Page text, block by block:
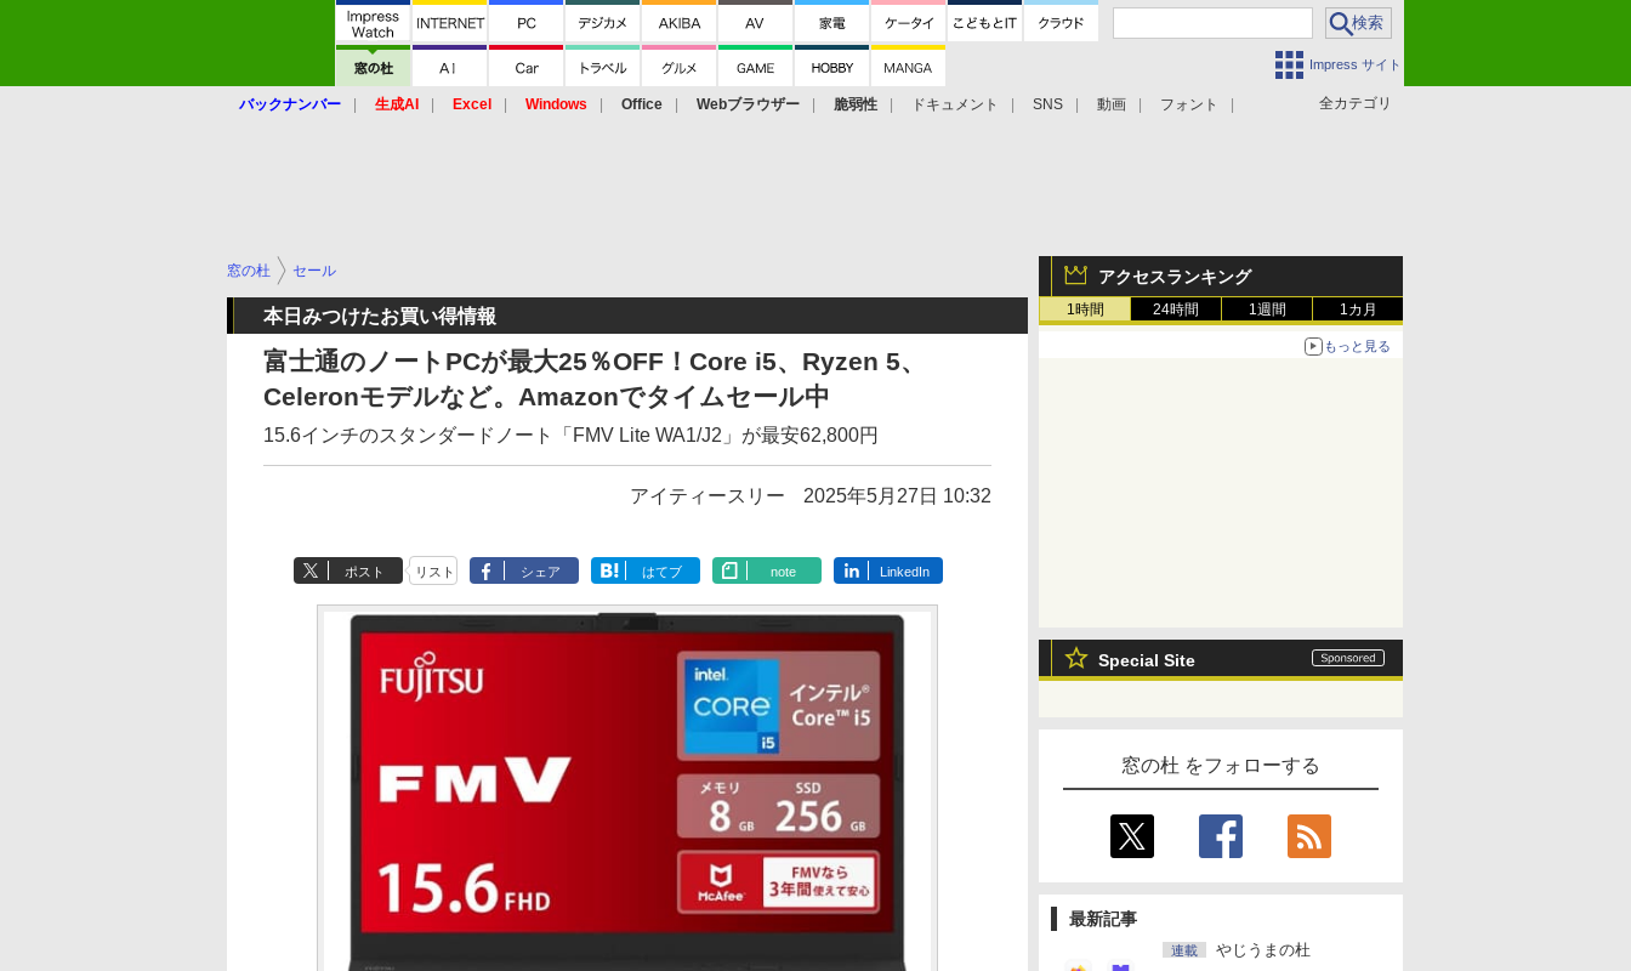
Impress サイト
全カテゴリ
バックナンバー 生成AI Excel Windows Office Webブラウザー 脆弱性 ドキュメント SNS 動画 フォント
アクセスランキング
1時間 24時間 1週間 1カ月
もっと見る
Special Site
窓の杜 をフォローする
最新記事
連載 やじうまの杜
窓の杜 セール
本日みつけたお買い得情報
富士通のノートPCが最大25％OFF！Core i5、Ryzen 5、
Celeronモデルなど。Amazonでタイムセール中
15.6インチのスタンダードノート「FMV Lite WA1/J2」が最安62,800円
アイティースリー 2025年5月27日 10:32
ポスト リスト シェア はてブ note LinkedIn